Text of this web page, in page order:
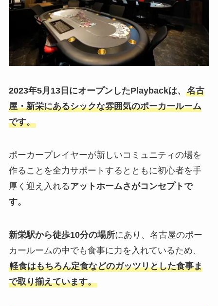
2023年5月13日 にオープンしたPlaybackは、 名古
屋・新栄にあるシックな雰囲気のポーカールーム
です。
ポーカープレイヤーが新しいコミュニティの場を
作ることを全力サポートするとともに初心者を手
厚く迎え入れるアットホームさがコンセプトで
す。
新栄駅から徒歩10分の場所にあり、名古屋のポー
カールームの中でも食事に力を入れているため、
軽食はもちろん定食などのガッツリとした食事ま
で取り揃えています。